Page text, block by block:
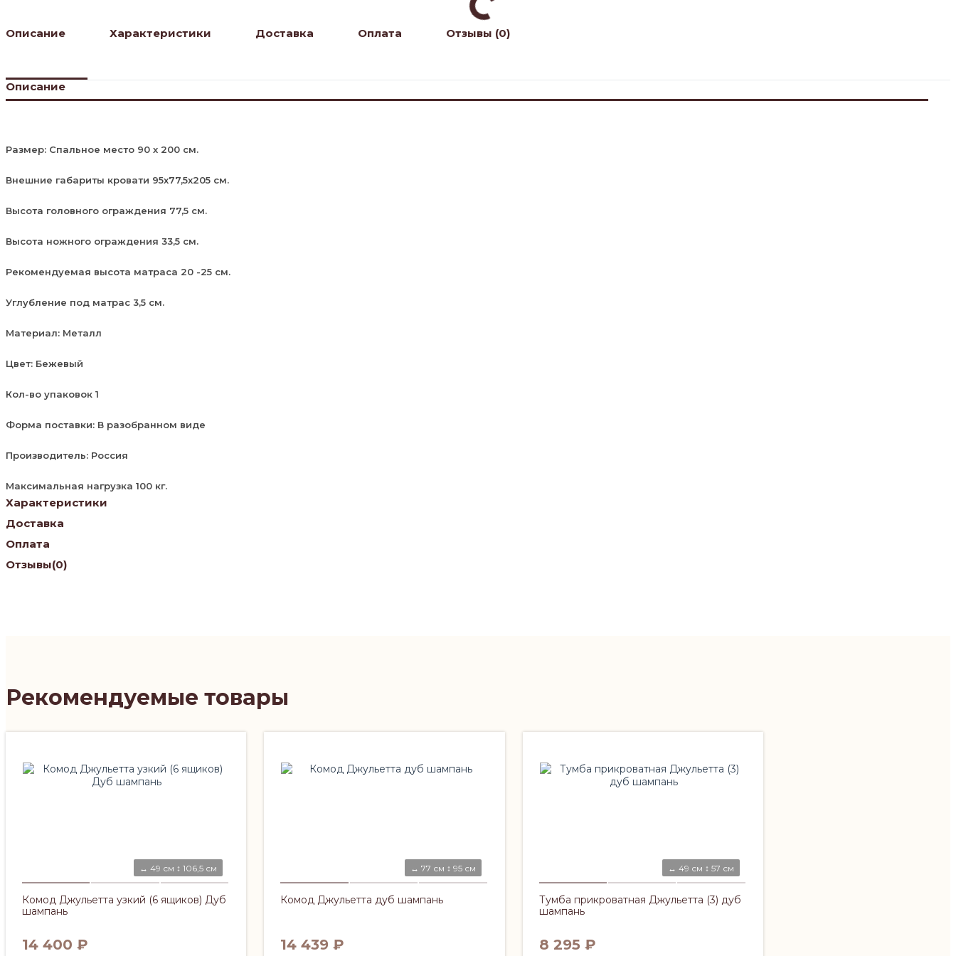
Описание Характеристики Доставка Оплата Отзывы (0)
Описание
Размер: Спальное место 90 х 200 см.
Внешние габариты кровати 95х77,5х205 см.
Высота головного ограждения 77,5 см.
Высота ножного ограждения 33,5 см.
Рекомендуемая высота матраса 20 -25 см.
Углубление под матрас 3,5 см.
Материал: Металл
Цвет: Бежевый
Кол-во упаковок 1
Форма поставки: В разобранном виде
Производитель: Россия
Максимальная нагрузка 100 кг.
Характеристики
Доставка
Оплата
Отзывы(0)
Рекомендуемые товары
↔ 49 см ↕ 106,5 см
Комод Джульетта узкий (6 ящиков) Дуб
шампань
14 400 ₽
↔ 77 см ↕ 95 см
Комод Джульетта дуб шампань
14 439₽
↔ 49 см ↕ 57 см
Тумба прикроватная Джульетта (3) дуб
шампань
8 295 ₽